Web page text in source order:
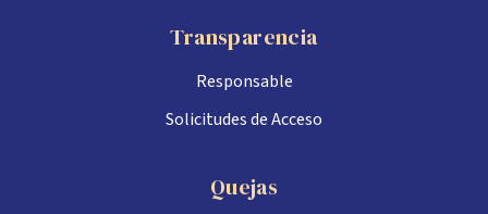
Transparencia
Responsable
Solicitudes de Acceso
Quejas